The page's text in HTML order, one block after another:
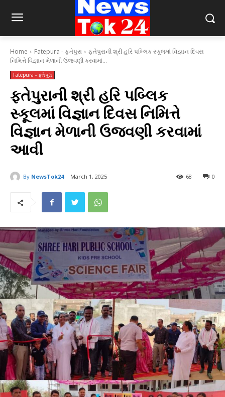
Home Fatepura - ફતેપુરા
ફતેપુરાની શ્રી હરિ પબ્લિક સ્કૂલમાં વિજ્ઞાન દિવસ
નિમિત્તે વિજ્ઞાન મેળાની ઉજવણી કરવામાં...
Fatepura - ફતેપુરા
ફતેપુરાની શ્રી હરિ પબ્લિક
સ્કૂલમાં વિજ્ઞાન દિવસ નિમિત્તે
વિજ્ઞાન મેળાની ઉજવણી કરવામાં
આવી
By NewsTok24 March 1, 2025 0
68